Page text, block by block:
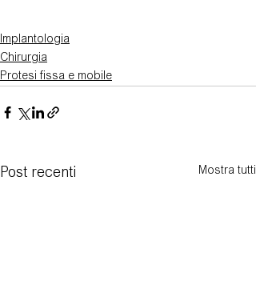
Implantologia
Chirurgia
Protesi fissa e mobile
Post recenti Mostra tutti